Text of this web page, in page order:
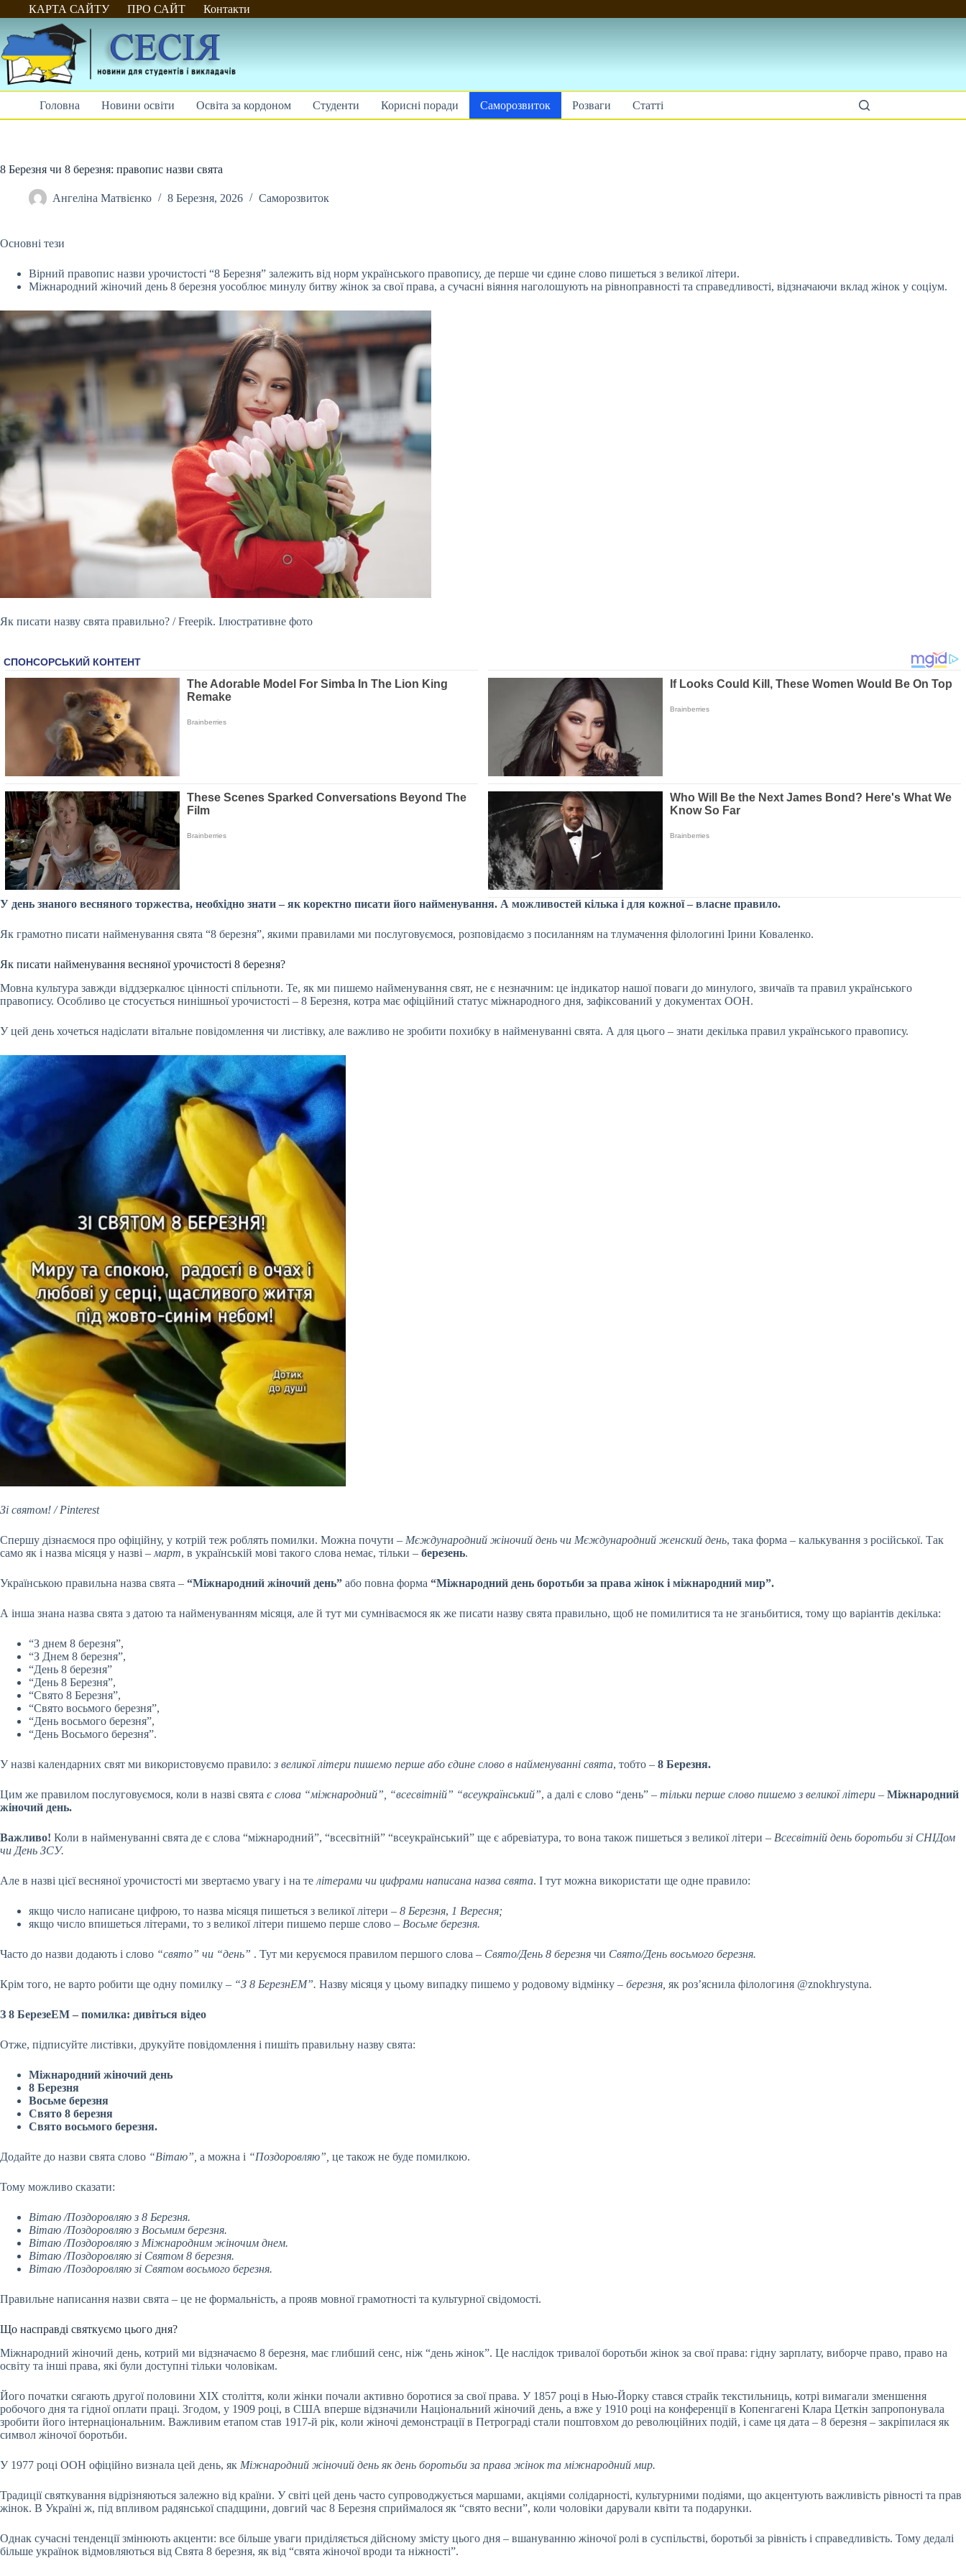
Перейти
до
КАРТА САЙТУ ПРО САЙТ Контакти
Головна Новини освіти Освіта за кордоном Студенти Корисні поради Саморозвиток Розваги Статті
8 Березня чи 8 березня: правопис назви свята
Ангеліна Матвієнко 8 Березня, 2026 Саморозвиток
Основні тези
Вірний правопис назви урочистості “8 Березня” залежить від норм українського правопису, де перше чи єдине слово пишеться з великої літери.
Міжнародний жіночий день 8 березня уособлює минулу битву жінок за свої права, а сучасні віяння наголошують на рівноправності та справедливості, відзначаючи вклад жінок у соціум.
Як писати назву свята правильно? / Freepik. Ілюстративне фото
У день знаного весняного торжества, необхідно знати – як коректно писати його найменування. А можливостей кілька і для кожної – власне правило.
Як грамотно писати найменування свята “8 березня”, якими правилами ми послуговуємося, розповідаємо з посиланням на тлумачення філологині Ірини Коваленко.
Як писати найменування весняної урочистості 8 березня?
Мовна культура завжди віддзеркалює цінності спільноти. Те, як ми пишемо найменування свят, не є незначним: це індикатор нашої поваги до минулого, звичаїв та правил українського
правопису. Особливо це стосується нинішньої урочистості – 8 Березня, котра має офіційний статус міжнародного дня, зафіксований у документах ООН.
У цей день хочеться надіслати вітальне повідомлення чи листівку, але важливо не зробити похибку в найменуванні свята. А для цього – знати декілька правил українського правопису.
Зі святом! / Pinterest
Спершу дізнаємося про офіційну, у котрій теж роблять помилки. Можна почути – Мєждународний жіночий день чи Мєждународний женский день, така форма – калькування з російської. Так
само як і назва місяця у назві – март, в українській мові такого слова немає, тільки – березень.
Українською правильна назва свята – “Міжнародний жіночий день” або повна форма “Міжнародний день боротьби за права жінок і міжнародний мир”.
А інша знана назва свята з датою та найменуванням місяця, але й тут ми сумніваємося як же писати назву свята правильно, щоб не помилитися та не зганьбитися, тому що варіантів декілька:
“З днем 8 березня”,
“З Днем 8 березня”,
“День 8 березня”
“День 8 Березня”,
“Свято 8 Березня”,
“Свято восьмого березня”,
“День восьмого березня”,
“День Восьмого березня”.
У назві календарних свят ми використовуємо правило: з великої літери пишемо перше або єдине слово в найменуванні свята, тобто – 8 Березня.
Цим же правилом послуговуємося, коли в назві свята є слова “міжнародний”, “всесвітній” “всеукраїнський”, а далі є слово “день” – тільки перше слово пишемо з великої літери – Міжнародний
жіночий день.
Важливо! Коли в найменуванні свята де є слова “міжнародний”, “всесвітній” “всеукраїнський” ще є абревіатура, то вона також пишеться з великої літери – Всесвітній день боротьби зі СНІДом
чи День ЗСУ.
Але в назві цієї весняної урочистості ми звертаємо увагу і на те літерами чи цифрами написана назва свята. І тут можна використати ще одне правило:
якщо число написане цифрою, то назва місяця пишеться з великої літери – 8 Березня, 1 Вересня;
якщо число впишеться літерами, то з великої літери пишемо перше слово – Восьме березня.
Часто до назви додають і слово “свято” чи “день” . Тут ми керуємося правилом першого слова – Свято/День 8 березня чи Свято/День восьмого березня.
Крім того, не варто робити ще одну помилку – “З 8 БерезнЕМ”. Назву місяця у цьому випадку пишемо у родовому відмінку – березня, як роз’яснила філологиня @znokhrystyna.
З 8 БерезеЕМ – помилка: дивіться відео
Отже, підписуйте листівки, друкуйте повідомлення і пишіть правильну назву свята:
Міжнародний жіночий день
8 Березня
Восьме березня
Свято 8 березня
Свято восьмого березня.
Додайте до назви свята слово “Вітаю”, а можна і “Поздоровляю”, це також не буде помилкою.
Тому можливо сказати:
Вітаю /Поздоровляю з 8 Березня.
Вітаю /Поздоровляю з Восьмим березня.
Вітаю /Поздоровляю з Міжнародним жіночим днем.
Вітаю /Поздоровляю зі Святом 8 березня.
Вітаю /Поздоровляю зі Святом восьмого березня.
Правильне написання назви свята – це не формальність, а прояв мовної грамотності та культурної свідомості.
Що насправді святкуємо цього дня?
Міжнародний жіночий день, котрий ми відзначаємо 8 березня, має глибший сенс, ніж “день жінок”. Це наслідок тривалої боротьби жінок за свої права: гідну зарплату, виборче право, право на
освіту та інші права, які були доступні тільки чоловікам.
Його початки сягають другої половини ХІХ століття, коли жінки почали активно боротися за свої права. У 1857 році в Нью-Йорку стався страйк текстильниць, котрі вимагали зменшення
робочого дня та гідної оплати праці. Згодом, у 1909 році, в США вперше відзначили Національний жіночий день, а вже у 1910 році на конференції в Копенгагені Клара Цеткін запропонувала
зробити його інтернаціональним. Важливим етапом став 1917‑й рік, коли жіночі демонстрації в Петрограді стали поштовхом до революційних подій, і саме ця дата – 8 березня – закріпилася як
символ жіночої боротьби.
У 1977 році ООН офіційно визнала цей день, як Міжнародний жіночий день як день боротьби за права жінок та міжнародний мир.
Традиції святкування відрізняються залежно від країни. У світі цей день часто супроводжується маршами, акціями солідарності, культурними подіями, що акцентують важливість рівності та прав
жінок. В Україні ж, під впливом радянської спадщини, довгий час 8 Березня сприймалося як “свято весни”, коли чоловіки дарували квіти та подарунки.
Однак сучасні тенденції змінюють акценти: все більше уваги приділяється дійсному змісту цього дня – вшануванню жіночої ролі в суспільстві, боротьбі за рівність і справедливість. Тому дедалі
більше українок відмовляються від Свята 8 березня, як від “свята жіночої вроди та ніжності”.